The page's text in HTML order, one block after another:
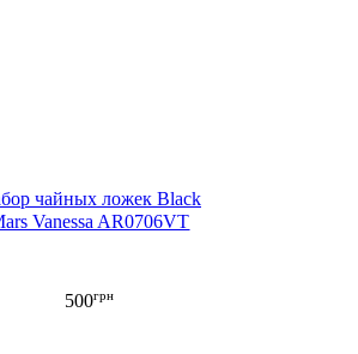
чайных ложек Black
Vanessa AR0706VT
500грн